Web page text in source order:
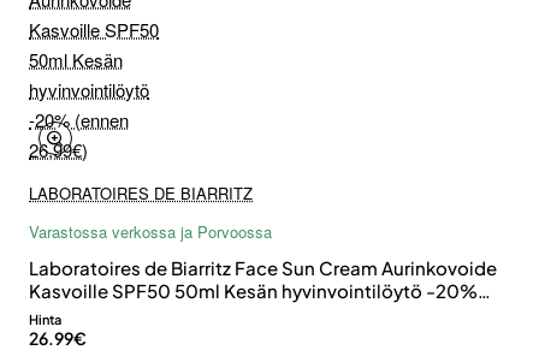
LABORATOIRES DE BIARRITZ
Varastossa verkossa ja Porvoossa
Laboratoires de Biarritz Face Sun Cream Aurinkovoide
Kasvoille SPF50 50ml Kesän hyvinvointilöytö -20%
(ennen 26,99€)
Hinta
26.99€